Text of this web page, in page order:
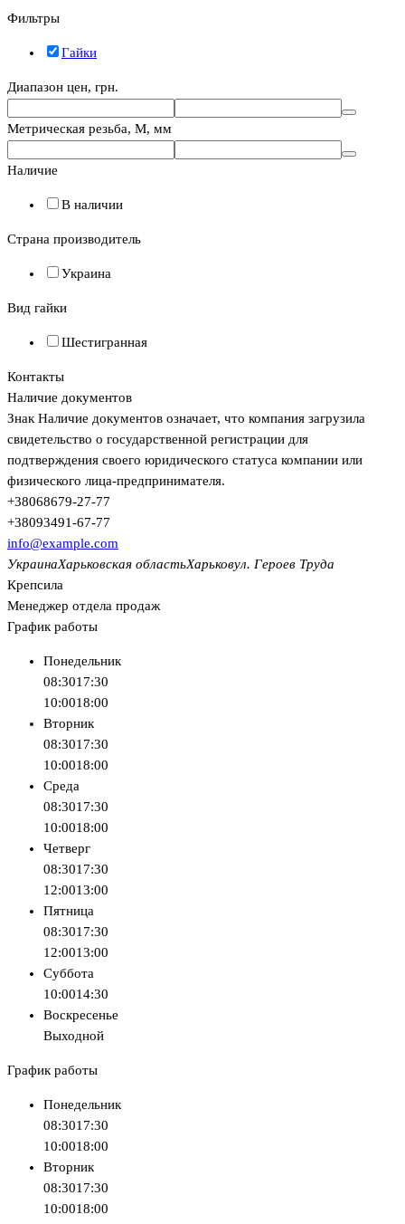
Фильтры
Гайки
Диапазон цен, грн.
Метрическая резьба, М, мм
Наличие
В наличии
Страна производитель
Украина
Вид гайки
Шестигранная
Контакты
Наличие документов
Знак Наличие документов означает, что компания загрузила
свидетельство о государственной регистрации для
подтверждения своего юридического статуса компании или
физического лица-предпринимателя.
+38068679-27-77
+38093491-67-77
info@example.com
УкраинаХарьковская областьХарьковул. Героев Труда
Крепсила
Менеджер отдела продаж
График работы
Понедельник
08:3017:30
10:0018:00
Вторник
08:3017:30
10:0018:00
Среда
08:3017:30
10:0018:00
Четверг
08:3017:30
12:0013:00
Пятница
08:3017:30
12:0013:00
Суббота
10:0014:30
Воскресенье
Выходной
График работы
Понедельник
08:3017:30
10:0018:00
Вторник
08:3017:30
10:0018:00